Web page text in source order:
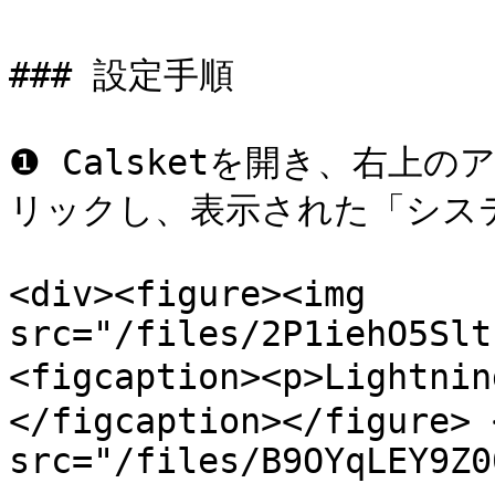
### 設定手順
❶ Calsketを開き、右上のア
リックし、表示された「シ
<div><figure><img
src="/files/
</figcaption></figure>
src="/files/